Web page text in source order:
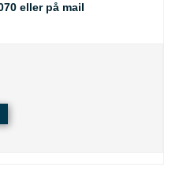
eller på mail